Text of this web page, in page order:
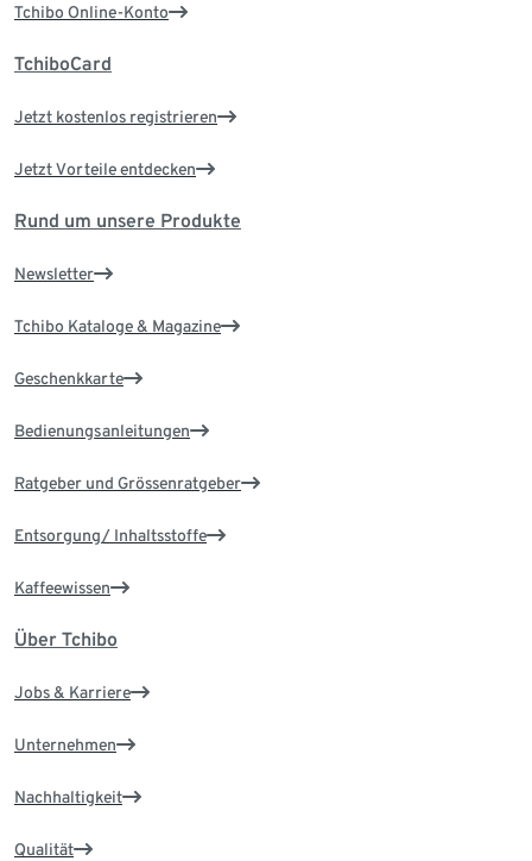
Tchibo Online-Konto
TchiboCard
Jetzt kostenlos registrieren
Jetzt Vorteile entdecken
Rund um unsere Produkte
Newsletter
Tchibo Kataloge & Magazine
Geschenkkarte
Bedienungsanleitungen
Ratgeber und Grössenratgeber
Entsorgung/ Inhaltsstoffe
Kaffeewissen
Über Tchibo
Jobs & Karriere
Unternehmen
Nachhaltigkeit
Qualität